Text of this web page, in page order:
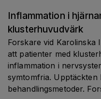
Inflammation i
klusterhuvudvärk
Forskare vid Karolinska
att patienter med
inflammation i
symtomfria. Upptäckten
behandlingsmetoder.